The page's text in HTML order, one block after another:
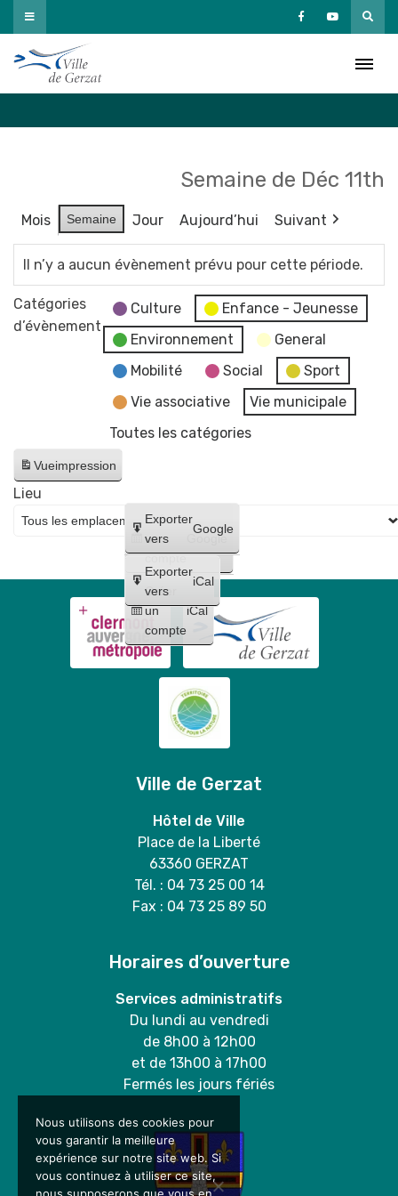
Passer
au
contenu
Semaine de Déc 11th
Mois Semaine Jour Aujourd’hui Suivant
Il n’y a aucun évènement prévu pour cette période.
Catégories
d’évènement
Culture
Enfance - Jeunesse
Environnement
General
Mobilité
Social
Sport
Vie associative
Vie municipale
Toutes les catégories
Vueimpression
Créer
un
compte
Google
Créer
un
compte
iCal
Exporter
vers
Google
Exporter
vers
iCal
Lieu
Ville de Gerzat
Hôtel de Ville
Place de la Liberté
63360 GERZAT
Tél. : 04 73 25 00 14
Fax : 04 73 25 89 50
Horaires d’ouverture
Services administratifs
Du lundi au vendredi
de 8h00 à 12h00
et de 13h00 à 17h00
Fermés les jours fériés
Nous utilisons des cookies pour
vous garantir la meilleure
expérience sur notre site web. Si
vous continuez à utiliser ce site,